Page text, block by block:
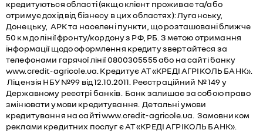
кредитуються області (якщо клієнт проживає та/або
отримує дохід від бізнесу в цих областях): Луганську,
Донецьку, АРК та населені пункти, що розташовані ближче
50 км до лінії фронту/кордону з РФ, РБ. З метою отримання
інформації щодо оформлення кредиту звертайтеся за
телефонами гарячої лінії 0800305555 або на сайті банку
www.credit-agricole.ua. Кредитує АТ «КРЕДІ АГРІКОЛЬ БАНК».
Ліцензія НБУ №99 від 12.10.2011. Реєстраційний № 149 у
Державному реєстрі банків. Банк залишає за собою право
змінювати умови кредитування. Детальні умови
кредитування на сайті www.credit-agricole.ua. Замовником
реклами кредитних послуг є АТ «КРЕДІ АГРІКОЛЬ БАНК».